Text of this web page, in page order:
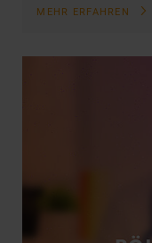
MEHR ERFAHREN